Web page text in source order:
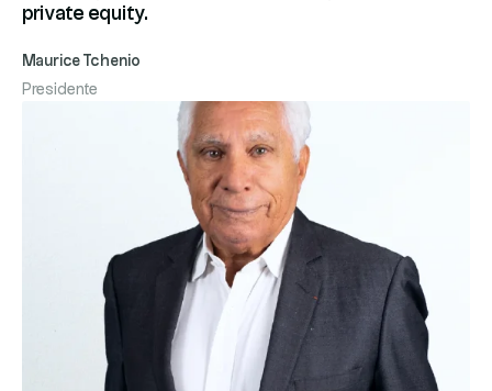
private equity.
Maurice Tchenio
Presidente